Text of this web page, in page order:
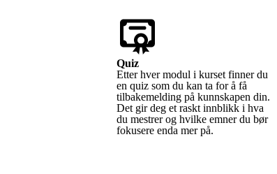
Quiz
Etter hver modul i kurset finner du
en quiz som du kan ta for å få
tilbakemelding på kunnskapen din.
Det gir deg et raskt innblikk i hva
du mestrer og hvilke emner du bør
fokusere enda mer på.